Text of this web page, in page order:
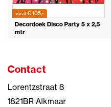
vanaf€ 105,-
Decordoek Disco Party 5 x 2,5
mtr
Contact
Lorentzstraat 8
1821BR Alkmaar